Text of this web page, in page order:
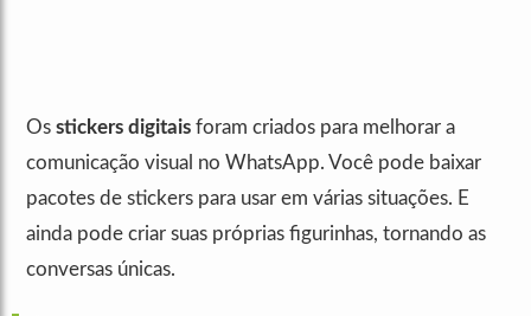
Os stickers digitais foram criados para melhorar a
comunicação visual no WhatsApp. Você pode baixar
pacotes de stickers para usar em várias situações. E
ainda pode criar suas próprias figurinhas, tornando as
conversas únicas.